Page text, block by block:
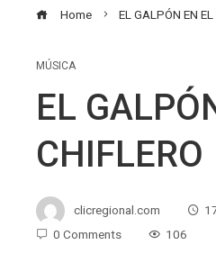
Home EL GALPÓN EN EL
MÚSICA
EL
CHIFLERO
clicregional.com
0 Comments
106